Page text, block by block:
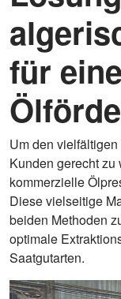
für
Um den
Kunden gerecht
kommerzielle
Diese vielseitige
beiden Methoden
optimale
Saatgutarten.